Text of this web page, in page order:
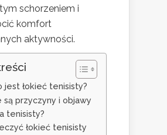
schorzeniem i
komfort
aktywności.
jest łokieć tenisisty?
są przyczyny i objawy
tenisisty?
łokieć tenisisty